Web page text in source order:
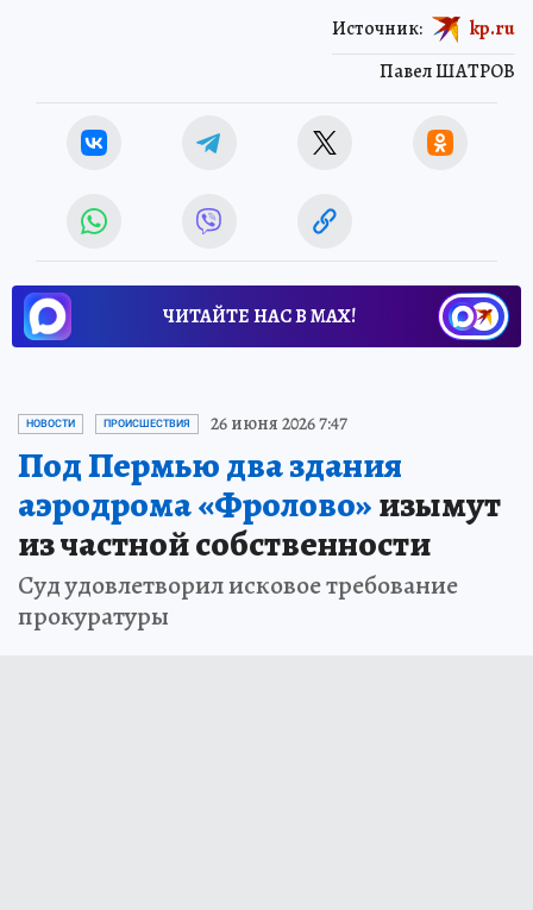
Павел ШАТРОВ
Источник: kp.ru
ЧИТАЙТЕ НАС В МАХ!
НОВОСТИ ПРОИСШЕСТВИЯ 26 июня 2026 7:47
Под Пермью два здания
аэродрома «Фролово»изымут
из частной собственности
Суд удовлетворил исковое требование
прокуратуры